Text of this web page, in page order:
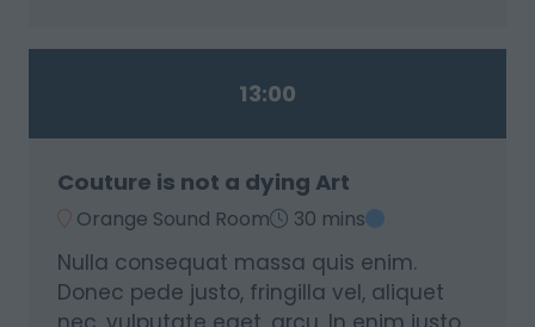
13:00
Couture is not a dying Art
Orange Sound Room 30 mins
Nulla consequat massa quis enim.
Donec pede justo, fringilla vel, aliquet